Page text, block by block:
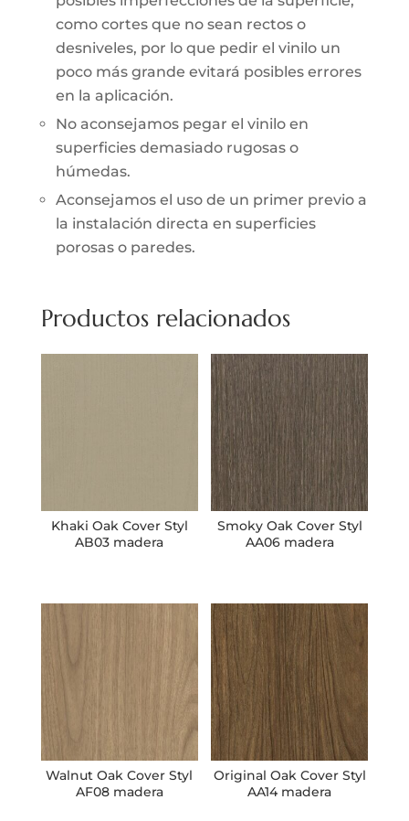
como cortes que no sean rectos o
desniveles, por lo que pedir el vinilo un
poco más grande evitará posibles errores
en la aplicación.
No aconsejamos pegar el vinilo en
superficies demasiado rugosas o
húmedas.
Aconsejamos el uso de un primer previo a
la instalación directa en superficies
porosas o paredes.
Productos relacionados
Khaki Oak Cover Styl
AB03 madera
Smoky Oak Cover Styl
AA06 madera
Walnut Oak Cover Styl
AF08 madera
Original Oak Cover Styl
AA14 madera